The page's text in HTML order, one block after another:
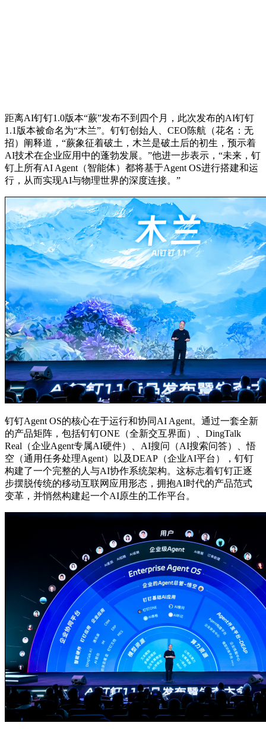
距离AI钉钉1.0版本“蕨”发布不到四个月，此次发布的AI钉钉
1.1版本被命名为“木兰”。钉钉创始人、CEO陈航（花名：无
招）阐释道，“蕨象征着破土，木兰是破土后的初生，预示着
AI技术在企业应用中的蓬勃发展。”他进一步表示，“未来，钉
钉上所有AI Agent（智能体）都将基于Agent OS进行搭建和运
行，从而实现AI与物理世界的深度连接。”
钉钉Agent OS的核心在于运行和协同AI Agent。通过一套全新
的产品矩阵，包括钉钉ONE（全新交互界面）、DingTalk
Real（企业Agent专属AI硬件）、AI搜问（AI搜索问答）、悟
空（通用任务处理Agent）以及DEAP（企业AI平台），钉钉
构建了一个完整的人与AI协作系统架构。这标志着钉钉正逐
步摆脱传统的移动互联网应用形态，拥抱AI时代的产品范式
变革，并悄然构建起一个AI原生的工作平台。